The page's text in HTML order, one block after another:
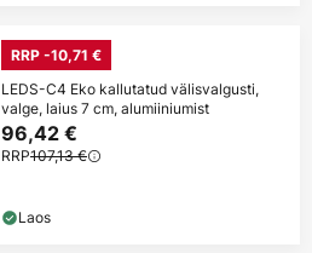
RRP -10,71 €
LEDS-C4 Eko kallutatud välisvalgusti,
valge, laius 7 cm, alumiiniumist
96,42 €
RRP107,13 €
Laos